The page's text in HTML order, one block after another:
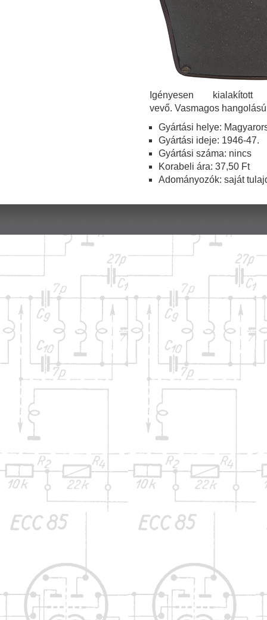
Igényesen
vevő. Vasmagos
Gyártási helye:
Gyártási ideje: 1946-47.
Gyártási száma: nincs
Korabeli ára: 37,50 Ft
Adományozók: saját